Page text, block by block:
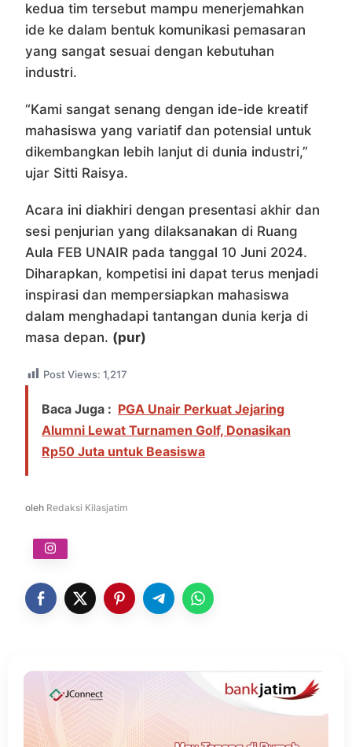
kedua tim tersebut mampu menerjemahkan
ide ke dalam bentuk komunikasi pemasaran
yang sangat sesuai dengan kebutuhan
industri.
“Kami sangat senang dengan ide-ide kreatif
mahasiswa yang variatif dan potensial untuk
dikembangkan lebih lanjut di dunia industri,”
ujar Sitti Raisya.
Acara ini diakhiri dengan presentasi akhir dan
sesi penjurian yang dilaksanakan di Ruang
Aula FEB UNAIR pada tanggal 10 Juni 2024.
Diharapkan, kompetisi ini dapat terus menjadi
inspirasi dan mempersiapkan mahasiswa
dalam menghadapi tantangan dunia kerja di
masa depan. (pur)
Post Views: 1,217
Baca Juga : PGA Unair Perkuat Jejaring
Alumni Lewat Turnamen Golf, Donasikan
Rp50 Juta untuk Beasiswa
oleh Redaksi Kilasjatim